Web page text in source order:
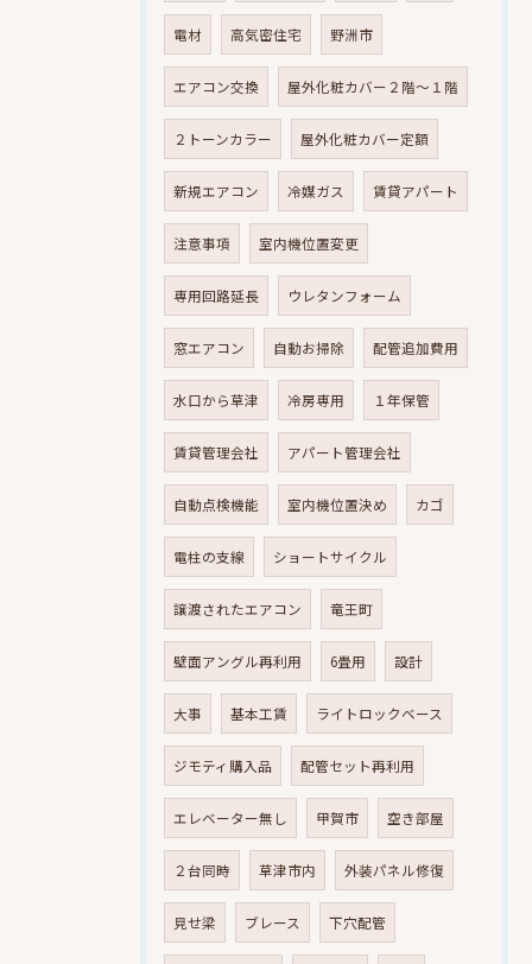
電材 高気密住宅 野洲市
エアコン交換 屋外化粧カバー２階～１階
２トーンカラー 屋外化粧カバー定額
新規エアコン 冷媒ガス 賃貸アパート
注意事項 室内機位置変更
専用回路延長 ウレタンフォーム
窓エアコン 自動お掃除 配管追加費用
水口から草津 冷房専用 １年保管
賃貸管理会社 アパート管理会社
自動点検機能 室内機位置決め カゴ
電柱の支線 ショートサイクル
譲渡されたエアコン 竜王町
壁面アングル再利用 6畳用 設計
大事 基本工賃 ライトロックベース
ジモティ購入品 配管セット再利用
エレベーター無し 甲賀市 空き部屋
２台同時 草津市内 外装パネル修復
見せ梁 ブレース 下穴配管